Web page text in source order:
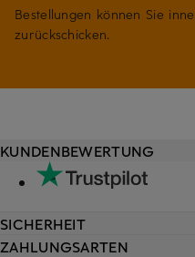
Bestellungen können Sie
zurückschicken.
KUNDENBEWERTUNG
SICHERHEIT
ZAHLUNGSARTEN